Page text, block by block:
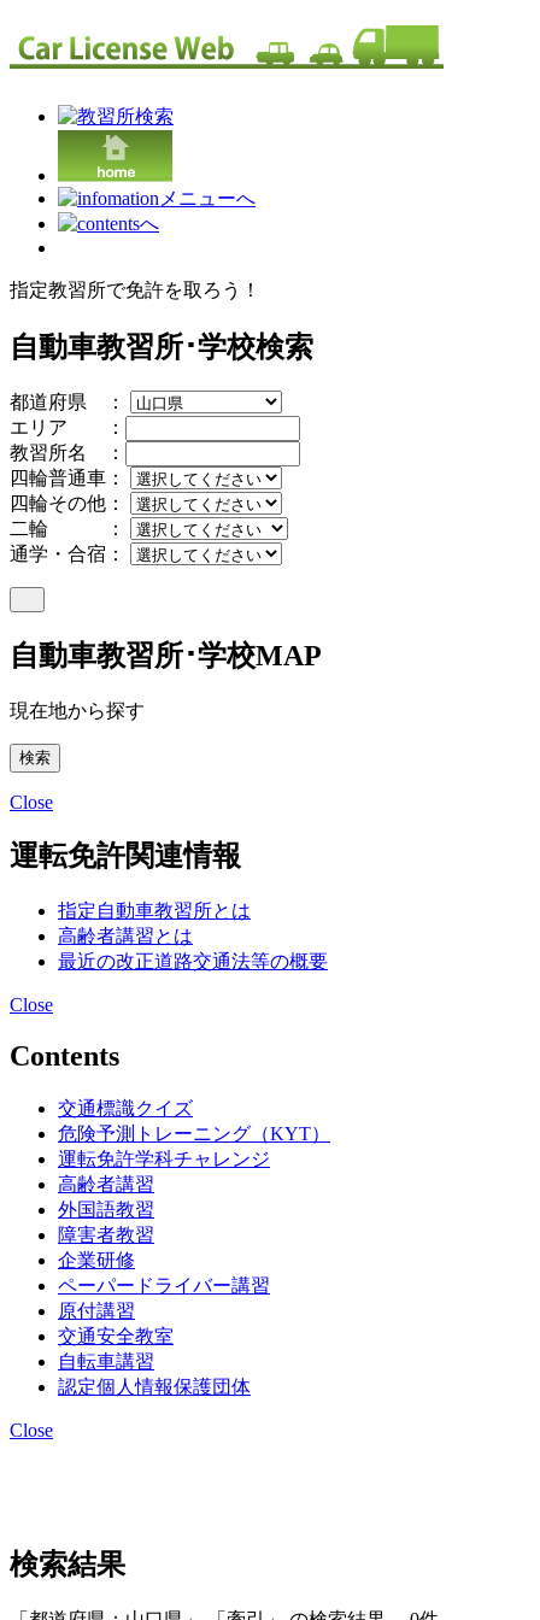
指定教習所で免許を取ろう！
自動車教習所･学校検索
都道府県 ：
エリア ：
教習所名 ：
四輪普通車：
四輪その他：
二輪 ：
通学・合宿：
自動車教習所･学校MAP
現在地から探す
Close
運転免許関連情報
指定自動車教習所とは
高齢者講習とは
最近の改正道路交通法等の概要
Close
Contents
交通標識クイズ
危険予測トレーニング（KYT）
運転免許学科チャレンジ
高齢者講習
外国語教習
障害者教習
企業研修
ペーパードライバー講習
原付講習
交通安全教室
自転車講習
認定個人情報保護団体
Close
検索結果